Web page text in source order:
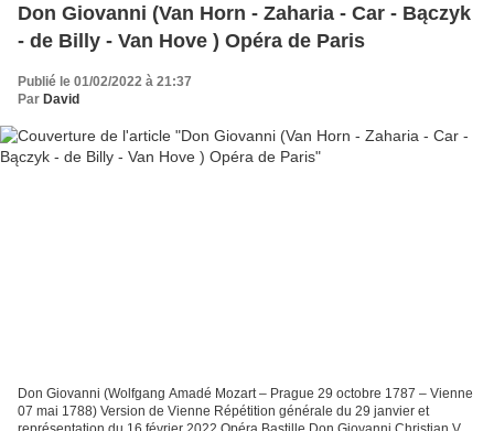
Don Giovanni (Van Horn - Zaharia - Car - Bączyk
- de Billy - Van Hove ) Opéra de Paris
Publié le 01/02/2022 à 21:37
Par David
Don Giovanni (Wolfgang Amadé Mozart – Prague 29 octobre 1787 – Vienne
07 mai 1788) Version de Vienne Répétition générale du 29 janvier et